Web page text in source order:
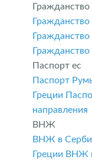
Гражданство
Гражданство
Паспорт ес
Паспорт
Греции
направления
ВНЖ
ВНЖ в
Греции ВНЖ